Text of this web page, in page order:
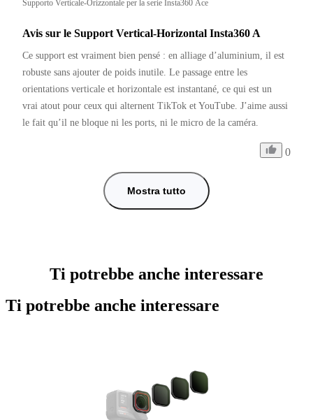
Supporto Verticale-Orizzontale per la serie Insta360 Ace
Avis sur le Support Vertical-Horizontal Insta360 A
Ce support est vraiment bien pensé : en alliage d’aluminium, il est
robuste sans ajouter de poids inutile. Le passage entre les
orientations verticale et horizontale est instantané, ce qui est un
vrai atout pour ceux qui alternent TikTok et YouTube. J’aime aussi
le fait qu’il ne bloque ni les ports, ni le micro de la caméra.
0
Mostra tutto
Ti potrebbe anche interessare
Ti potrebbe anche interessare